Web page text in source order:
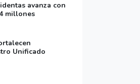
avanza con
millones
Unificado